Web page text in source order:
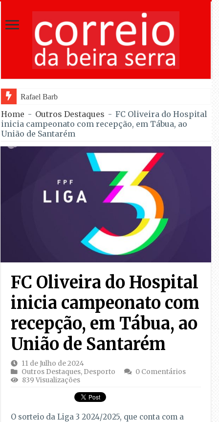
Rafael Barbas foi sétimo na Torre na est
Home - Outros Destaques - FC Oliveira do Hospital
inicia campeonato com recepção, em Tábua, ao
União de Santarém
FC Oliveira do Hospital
inicia campeonato com
recepção, em Tábua, ao
União de Santarém
11 de Julho de 2024
Outros Destaques, Desporto
0 Comentários
839 Visualizações
O sorteio da Liga 3 2024/2025, que conta com a